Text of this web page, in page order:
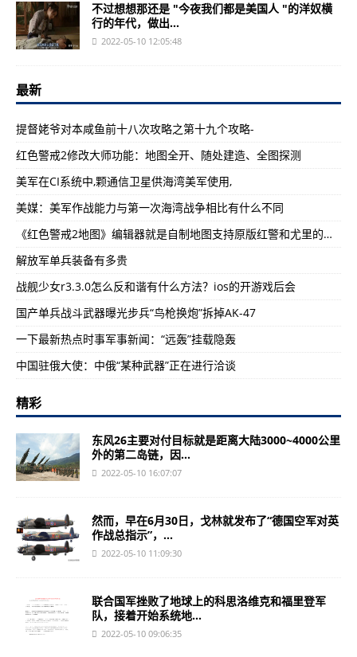
不过想想那还是 "今夜我们都是美国人 "的洋奴横
行的年代，做出...
2022-05-10 12:05:48
最新
提督姥爷对本咸鱼前十八次攻略之第十九个攻略-
红色警戒2修改大师功能：地图全开、随处建造、全图探测
美军在CI系统中,颗通信卫星供海湾美军使用,
美媒：美军作战能力与第一次海湾战争相比有什么不同
《红色警戒2地图》编辑器就是自制地图支持原版红警和尤里的复仇
解放军单兵装备有多贵
战舰少女r3.3.0怎么反和谐有什么方法？ios的开游戏后会
国产单兵战斗武器曝光步兵“鸟枪换炮”拆掉AK-47
一下最新热点时事军事新闻：“远轰”挂载隐轰
中国驻俄大使：中俄“某种武器”正在进行洽谈
精彩
东风26主要对付目标就是距离大陆3000~4000公里
外的第二岛链，因...
2022-05-10 16:07:07
然而，早在6月30日，戈林就发布了“德国空军对英
作战总指示”，...
2022-05-10 11:09:30
联合国军挫败了地球上的科思洛维克和福里登军
队，接着开始系统地...
2022-05-10 09:06:35